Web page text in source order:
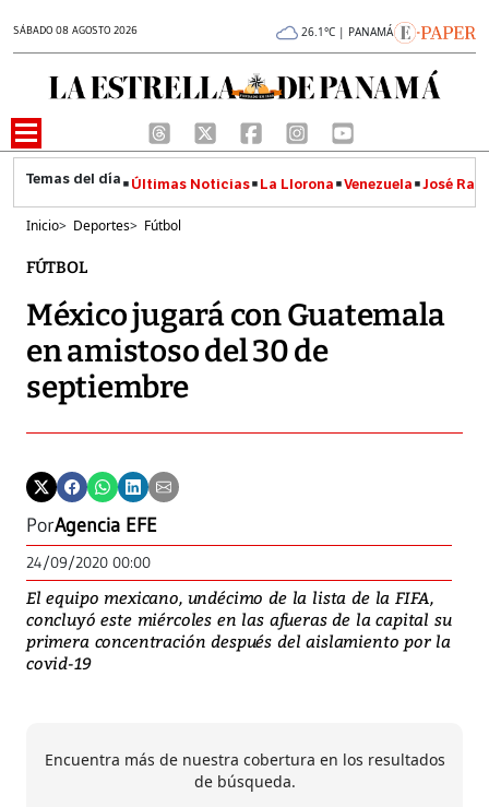
SÁBADO 08 AGOSTO 2026 26.1°C | PANAMÁ
Últimas Noticias La Llorona Venezuela José
Inicio> Deportes> Fútbol
FÚTBOL
México jugará con Guatemala
en amistoso del 30 de
septiembre
PorAgencia EFE
24/09/2020 00:00
El equipo mexicano, undécimo de la lista de la FIFA,
concluyó este miércoles en las afueras de la capital su
primera concentración después del aislamiento por la
covid-19
Encuentra más de nuestra cobertura en los resultados
de búsqueda.